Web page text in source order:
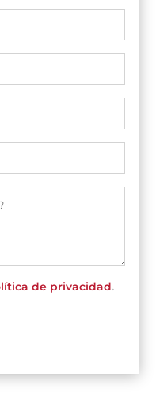
de privacidad.